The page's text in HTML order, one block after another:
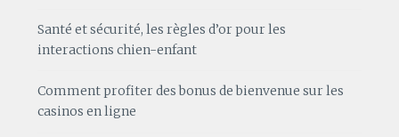
Santé et sécurité, les règles d’or pour les
interactions chien-enfant
Comment profiter des bonus de bienvenue sur les
casinos en ligne